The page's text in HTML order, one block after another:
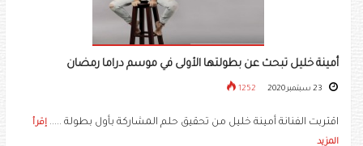
أمينة خليل تبحث عن بطولتها الأولى في موسم دراما رمضان
1252
اقتربت الفنانة أمينة خليل من تحقيق حلم المشاركة بأول بطولة ..... إقرأ
المزيد